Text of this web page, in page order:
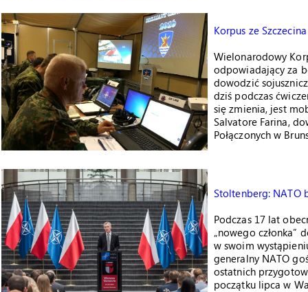
Korpus ze
Wielonarodowy
odpowiadający za
dowodzić
dziś podczas
się zmienia, jest
Salvatore Farina,
Połączonych w
Stoltenberg: NATO
Podczas 17 lat
„nowego członka”
w swoim
generalny NATO
ostatnich
początku lipca w